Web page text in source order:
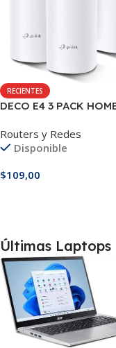
RECIENTES
DECO E4 3 PACK
Routers y Redes
Disponible
$109,00
Últimas Laptops